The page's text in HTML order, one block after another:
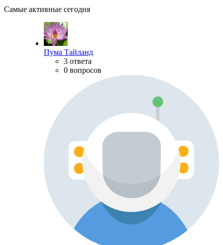
Самые активные сегодня
Пума Тайланд
3 ответа
0 вопросов